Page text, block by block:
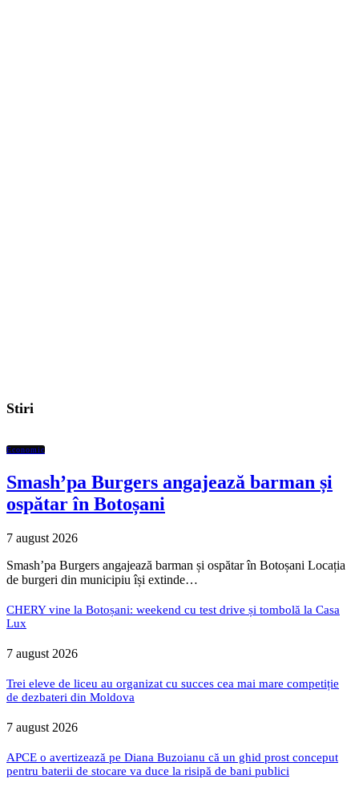
Stiri
Economic
Smash’pa Burgers angajează barman și
ospătar în Botoșani
7 august 2026
Smash’pa Burgers angajează barman și ospătar în Botoșani Locația
de burgeri din municipiu își extinde…
CHERY vine la Botoșani: weekend cu test drive și tombolă la Casa
Lux
7 august 2026
Trei eleve de liceu au organizat cu succes cea mai mare competiție
de dezbateri din Moldova
7 august 2026
APCE o avertizează pe Diana Buzoianu că un ghid prost conceput
pentru baterii de stocare va duce la risipă de bani publici